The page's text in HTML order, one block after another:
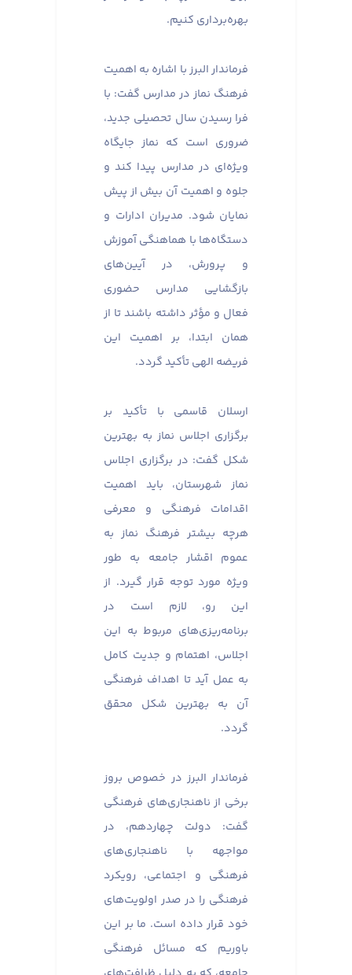
بهره‌برداری کنیم.
فرماندار البرز با اشاره به اهمیت
فرهنگ نماز در مدارس گفت: با
فرا رسیدن سال تحصیلی جدید،
ضروری است که نماز جایگاه
ویژه‌ای در مدارس پیدا کند و
جلوه و اهمیت آن بیش از پیش
نمایان شود. مدیران ادارات و
دستگاه‌ها با هماهنگی آموزش
و پرورش، در آیین‌های
بازگشایی مدارس حضوری
فعال و مؤثر داشته باشند تا از
همان ابتدا، بر اهمیت این
فریضه الهی تأکید گردد.
ارسلان قاسمی با تأکید بر
برگزاری اجلاس نماز به بهترین
شکل گفت: در برگزاری اجلاس
نماز شهرستان، باید اهمیت
اقدامات فرهنگی و معرفی
هرچه بیشتر فرهنگ نماز به
عموم اقشار جامعه به طور
ویژه مورد توجه قرار گیرد. از
این رو، لازم است در
برنامه‌ریزی‌های مربوط به این
اجلاس، اهتمام و جدیت کامل
به عمل آید تا اهداف فرهنگی
آن به بهترین شکل محقق
گردد.
فرماندار البرز در خصوص بروز
برخی از ناهنجاری‌های فرهنگی
گفت: دولت چهاردهم، در
مواجهه با ناهنجاری‌های
فرهنگی و اجتماعی، رویکرد
فرهنگی را در صدر اولویت‌های
خود قرار داده است. ما بر این
باوریم که مسائل فرهنگی